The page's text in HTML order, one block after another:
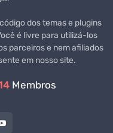
dos temas e plugins
é livre para utilizá-los
parceiros e nem afiliados
em nosso site.
Membros